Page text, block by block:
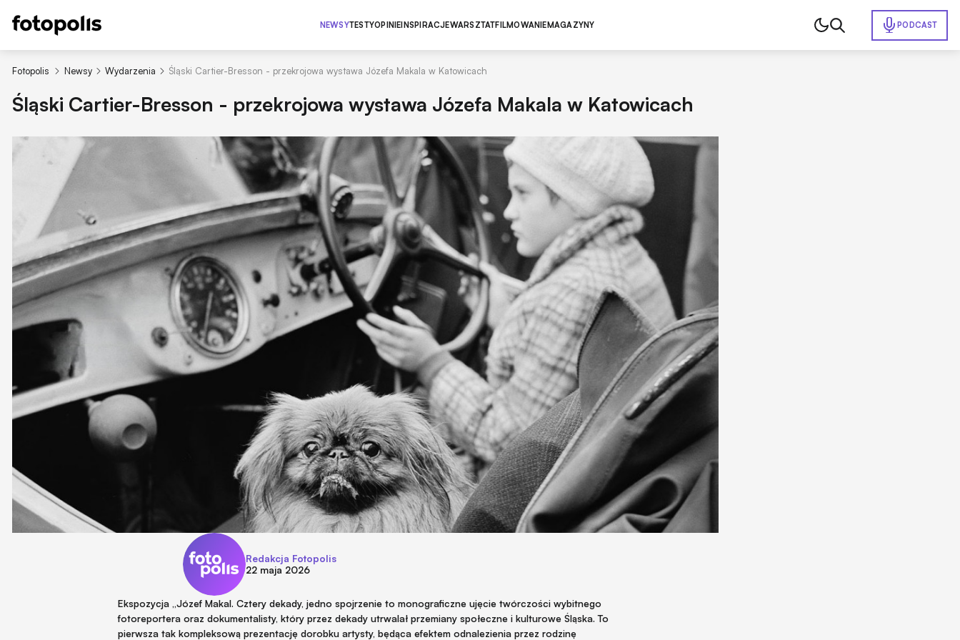
NEWSYTESTYOPINIEINSPIRACJEWARSZTATFILMOWANIEMAGAZYNY PODCAST
Fotopolis Newsy Wydarzenia Śląski Cartier-Bresson - przekrojowa wystawa Józefa Makala w Katowicach
Śląski Cartier-Bresson - przekrojowa wystawa Józefa Makala w Katowicach
Redakcja Fotopolis
22 maja 2026
Ekspozycja „Józef Makal. Cztery dekady, jedno spojrzenie to monograficzne ujęcie twórczości wybitnego
fotoreportera oraz dokumentalisty, który przez dekady utrwalał przemiany społeczne i kulturowe Śląska. To
pierwsza tak kompleksową prezentację dorobku artysty, będąca efektem odnalezienia przez rodzinę